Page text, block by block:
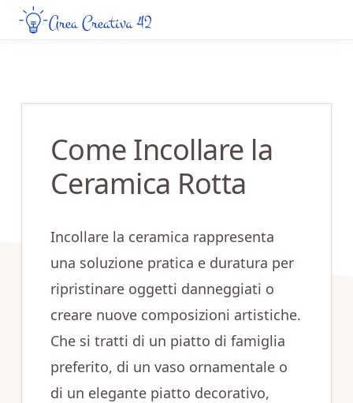
Skip
to
Skip
to
Come Incollare la
Ceramica Rotta
Incollare la ceramica rappresenta
una soluzione pratica e duratura per
ripristinare oggetti danneggiati o
creare nuove composizioni artistiche.
Che si tratti di un piatto di famiglia
preferito, di un vaso ornamentale o
di un elegante piatto decorativo,